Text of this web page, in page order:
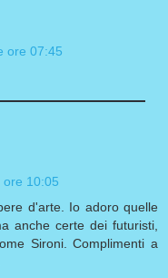
ore 07:45
ore 10:05
d'arte. Io adoro quelle
anche certe dei futuristi,
Sironi. Complimenti a